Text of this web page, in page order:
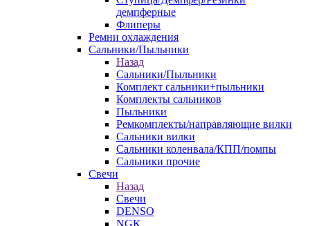
демпферные
Флиперы
Ремни охлаждения
Сальники/Пыльники
Назад
Сальники/Пыльники
Комплект сальники+пыльники
Комплекты сальников
Пыльники
Ремкомплекты/направляющие вилки
Сальники вилки
Сальники коленвала/КПП/помпы
Сальники прочие
Свечи
Назад
Свечи
DENSO
NGK